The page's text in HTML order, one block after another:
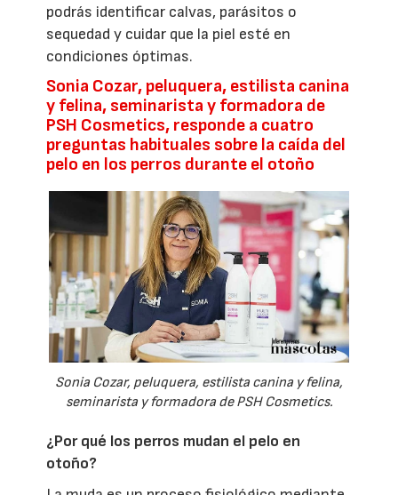
podrás identificar calvas, parásitos o
sequedad y cuidar que la piel esté en
condiciones óptimas.
Sonia Cozar, peluquera, estilista canina
y felina, seminarista y formadora de
PSH Cosmetics, responde a cuatro
preguntas habituales sobre la caída del
pelo en los perros durante el otoño
Sonia Cozar, peluquera, estilista canina y felina,
seminarista y formadora de PSH Cosmetics.
¿Por qué los perros mudan el pelo en
otoño?